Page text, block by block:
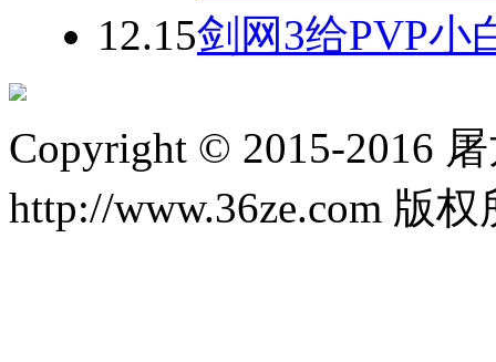
12.15剑网3给PVP小
Copyright © 2015-2016
http://www.36ze.com 版权